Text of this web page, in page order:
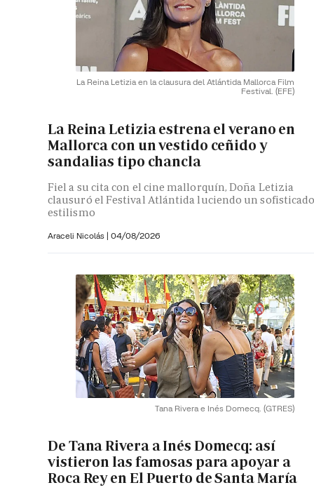
La Reina Letizia en la clausura del Atlántida Mallorca Film
Festival. (EFE)
La Reina Letizia estrena el verano en
Mallorca con un vestido ceñido y
sandalias tipo chancla
Fiel a su cita con el cine mallorquín, Doña Letizia
clausuró el Festival Atlántida luciendo un
estilismo
Araceli Nicolás | 04/08/2026
Tana Rivera e Inés Domecq. (GTRES)
De Tana Rivera a Inés Domecq: así
vistieron las famosas para apoyar a
Roca Rey en El Puerto de Santa María